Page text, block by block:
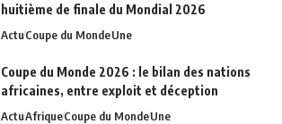
huitième de finale du Mondial 2026
ActuCoupe du MondeUne
Coupe du Monde 2026 : le bilan des nations
africaines, entre exploit et déception
ActuAfriqueCoupe du MondeUne